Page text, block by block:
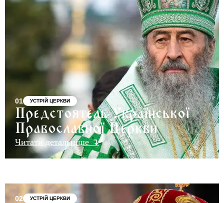
01 УСТРІЙ ЦЕРКВИ
Предстоятель Української
Православної Церкви
Читати детальніше ↴
02 УСТРІЙ ЦЕРКВИ